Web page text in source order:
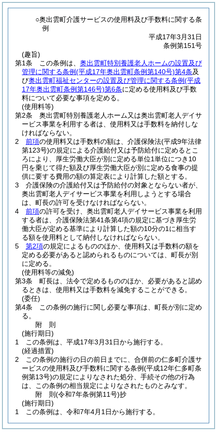
○奥出雲町介護サービスの使用料及び手数料に関する条
例
平成17年3月31日
条例第151号
(趣旨)
第1条
この条例は、 奥出雲町特別養護老人ホームの設置及び
管理に関する条例(平成17年奥出雲町条例第140号)第4条及
び奥出雲町福祉センターの設置及び管理に関する条例(平成
17年奥出雲町条例第146号)第6条に定める使用料及び手数
料について必要な事項を定める。
(使用料等)
第2条
奥出雲町特別養護老人ホーム又は奥出雲町老人デイサ
ービス事業を利用する者は、使用料又は手数料を納付しな
ければならない。
2
前項の使用料又は手数料の額は、介護保険法(平成9年法律
第123号)の規定による介護給付又は予防給付に定めるとこ
ろにより、厚生労働大臣が別に定める単位1単位につき10
円を乗じて得た額及び厚生労働大臣が別に定める食事の提
供に要する費用の額の算定表により計算した額とする。
3
介護保険の介護給付又は予防給付の対象とならない者が、
奥出雲町老人デイサービス事業を利用しようとする場合
は、町長の許可を受けなければならない。
4
前項の許可を受け、奥出雲町老人デイサービス事業を利用
する者は、介護保険法第41条第4項の規定に基づき厚生労
働大臣が定める基準により計算した額の10分の1に相当す
る額を使用料として納付しなければならない。
5
第2項の規定によるもののほか、使用料又は手数料の額を
定める必要があると認められるものについては、町長が別
に定める。
(使用料等の減免)
第3条
町長は、法令で定めるもののほか、必要があると認め
るときは、使用料又は手数料を減免することができる。
(委任)
第4条
この条例の施行に関し必要な事項は、町長が別に定め
る。
附 則
(施行期日)
1
この条例は、平成17年3月31日から施行する。
(経過措置)
2
この条例の施行の日の前日までに、合併前の仁多町介護サ
ービスの使用料及び手数料に関する条例(平成12年仁多町条
例第13号)の規定によりなされた処分、手続その他の行為
は、この条例の相当規定によりなされたものとみなす。
附 則(令和7年条例第11号)抄
(施行期日)
1
この条例は、令和7年4月1日から施行する。